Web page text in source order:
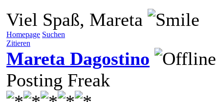
Viel Spaß, Mareta
Homepage Suchen
Zitieren
Mareta Dagostino
Posting Freak